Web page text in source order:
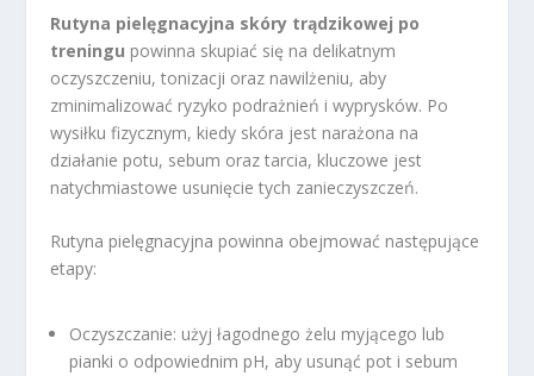
Rutyna pielęgnacyjna skóry trądzikowej po
treningu powinna skupiać się na delikatnym
oczyszczeniu, tonizacji oraz nawilżeniu, aby
zminimalizować ryzyko podrażnień i wyprysków. Po
wysiłku fizycznym, kiedy skóra jest narażona na
działanie potu, sebum oraz tarcia, kluczowe jest
natychmiastowe usunięcie tych zanieczyszczeń.
Rutyna pielęgnacyjna powinna obejmować następujące
etapy:
Oczyszczanie: użyj łagodnego żelu myjącego lub
pianki o odpowiednim pH, aby usunąć pot i sebum